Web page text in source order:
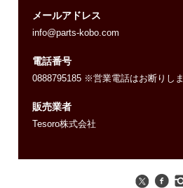
メールアドレス
info@parts-kobo.com
電話番号
0888795185 ※営業電話はお断りしま
販売業者
Tesoro株式会社